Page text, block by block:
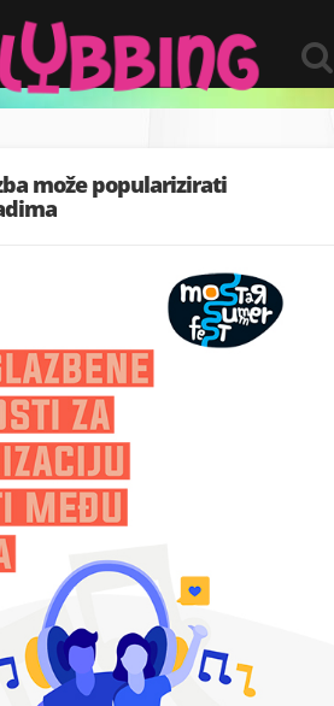
može popularizirati